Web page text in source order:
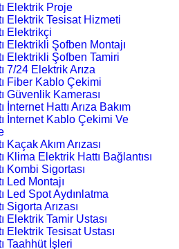
Elektrik Proje
Elektrik Tesisat Hizmeti
Elektrikçi
Elektrikli Şofben Montajı
Elektrikli Şofben Tamiri
7/24 Elektrik Arıza
Fiber Kablo Çekimi
Güvenlik Kamerası
İnternet Hattı Arıza Bakım
İnternet Kablo Çekimi Ve
Kaçak Akım Arızası
Klima Elektrik Hattı Bağlantısı
Kombi Sigortası
Led Montajı
Led Spot Aydınlatma
Sigorta Arızası
Elektrik Tamir Ustası
Elektrik Tesisat Ustası
Taahhüt İşleri